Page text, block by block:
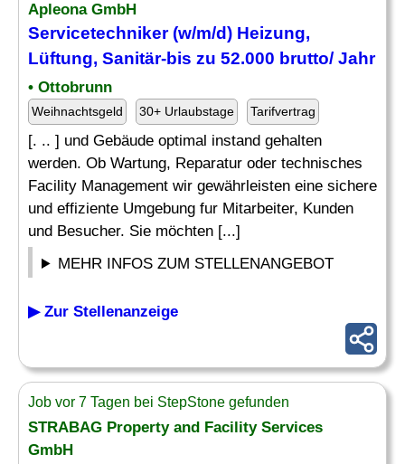
Apleona GmbH
Servicetechniker(w/m/d) Heizung,
Lüftung, Sanitär-bis zu 52.000 brutto/ Jahr
• Ottobrunn
Weihnachtsgeld 30+ Urlaubstage Tarifvertrag
[. .. ] und Gebäude optimal instand gehalten
werden. Ob Wartung, Reparatur oder technisches
Facility Management wir gewährleisten eine sichere
und effiziente Umgebung fur Mitarbeiter, Kunden
und Besucher. Sie möchten [...]
MEHR INFOS ZUM STELLENANGEBOT
▶ Zur Stellenanzeige
Job vor 7 Tagen bei StepStone gefunden
STRABAG Property and Facility Services
GmbH